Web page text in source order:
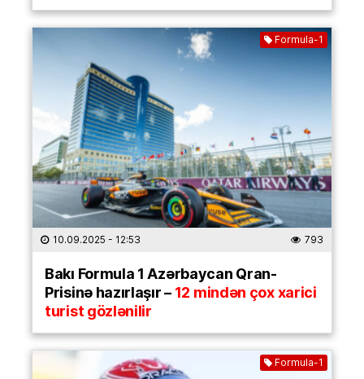
Formula-1
10.09.2025 - 12:53 793
Bakı Formula 1 Azərbaycan Qran-
Prisinə hazırlaşır –12 mindən çox xarici
turist gözlənilir
Formula-1